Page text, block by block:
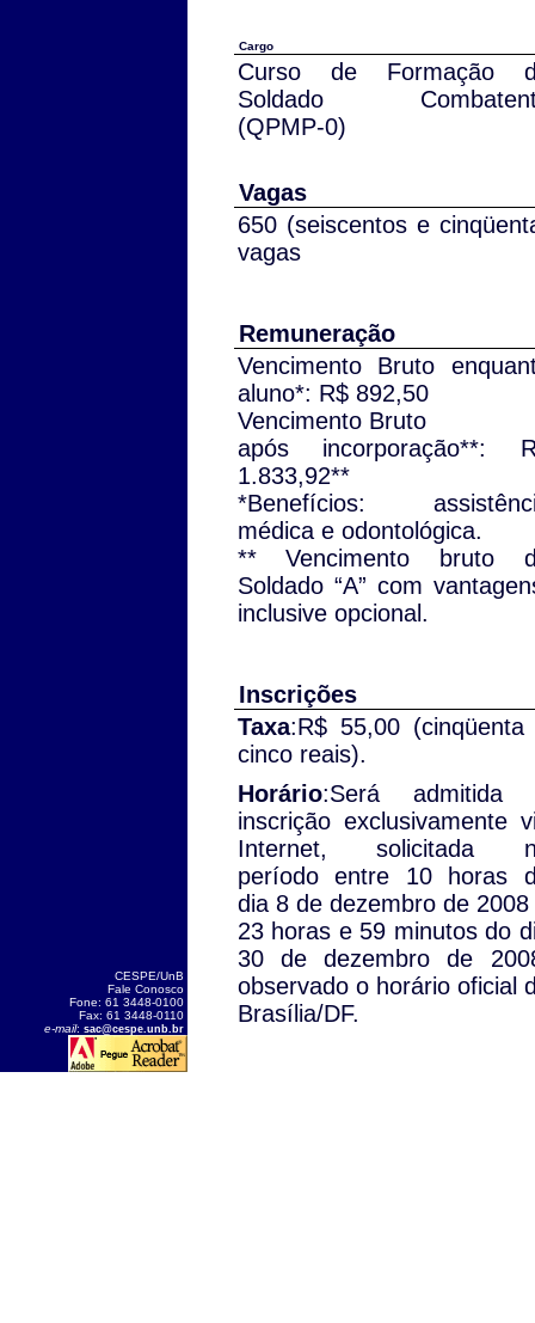
Cargo
Curso de Formação
Soldado
(QPMP-0)
Vagas
650 (seiscentos e
vagas
Remuneração
Vencimento Bruto
aluno*: R$ 892,50
Vencimento Bruto
após incorporação**:
1.833,92**
*Benefícios:
médica e odontológica.
** Vencimento bruto
Soldado “A” com
inclusive opcional.
Inscrições
Taxa:R$ 55,00 (cinqüenta
cinco reais).
Horário:Será admitida
inscrição exclusivamente
Internet, solicitada
período entre 10 horas
dia 8 de dezembro de 2008
23 horas e 59 minutos do
30 de dezembro de
observado o horário oficial
Brasília/DF.
CESPE/UnB
Fale Conosco
Fone: 61 3448-0100
Fax: 61 3448-0110
e-mail: sac@cespe.unb.br